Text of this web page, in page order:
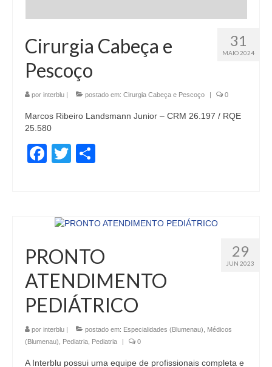
31
MAIO 2024
Cirurgia Cabeça e
Pescoço
por interblu | postado em: Cirurgia Cabeça e Pescoço | 0
Marcos Ribeiro Landsmann Junior – CRM 26.197 / RQE
25.580
Facebook
Twitter
29
JUN 2023
PRONTO
ATENDIMENTO
PEDIÁTRICO
por interblu | postado em: Especialidades (Blumenau)
Médicos
(Blumenau)
Pediatria Pediatria | 0
A Interblu possui uma equipe de profissionais completa e